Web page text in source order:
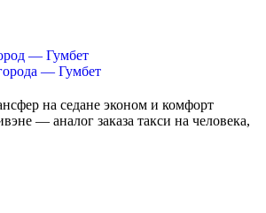
— Гумбет
— Гумбет
на седане эконом и комфорт
— аналог заказа такси на человека,